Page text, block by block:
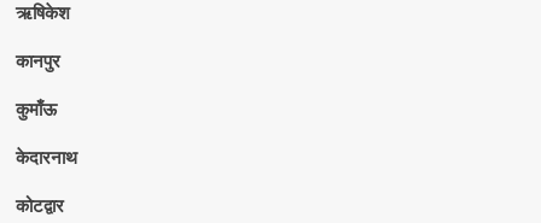
ऋषिकेश
कानपुर
कुमाँऊ
केदारनाथ
कोटद्वार